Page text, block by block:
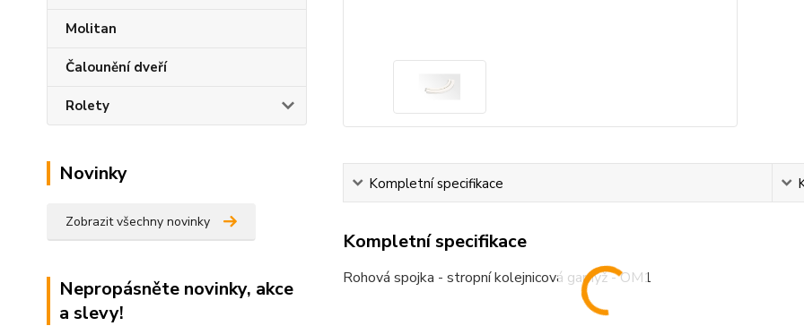
Molitan
Čalounění dveří
Rolety
Novinky
Zobrazit všechny novinky
Nepropásněte novinky, akce
a slevy!
Kompletní specifikace
Kompletní specifikace
Rohová spojka - stropní kolejnicová garnýž - OM1